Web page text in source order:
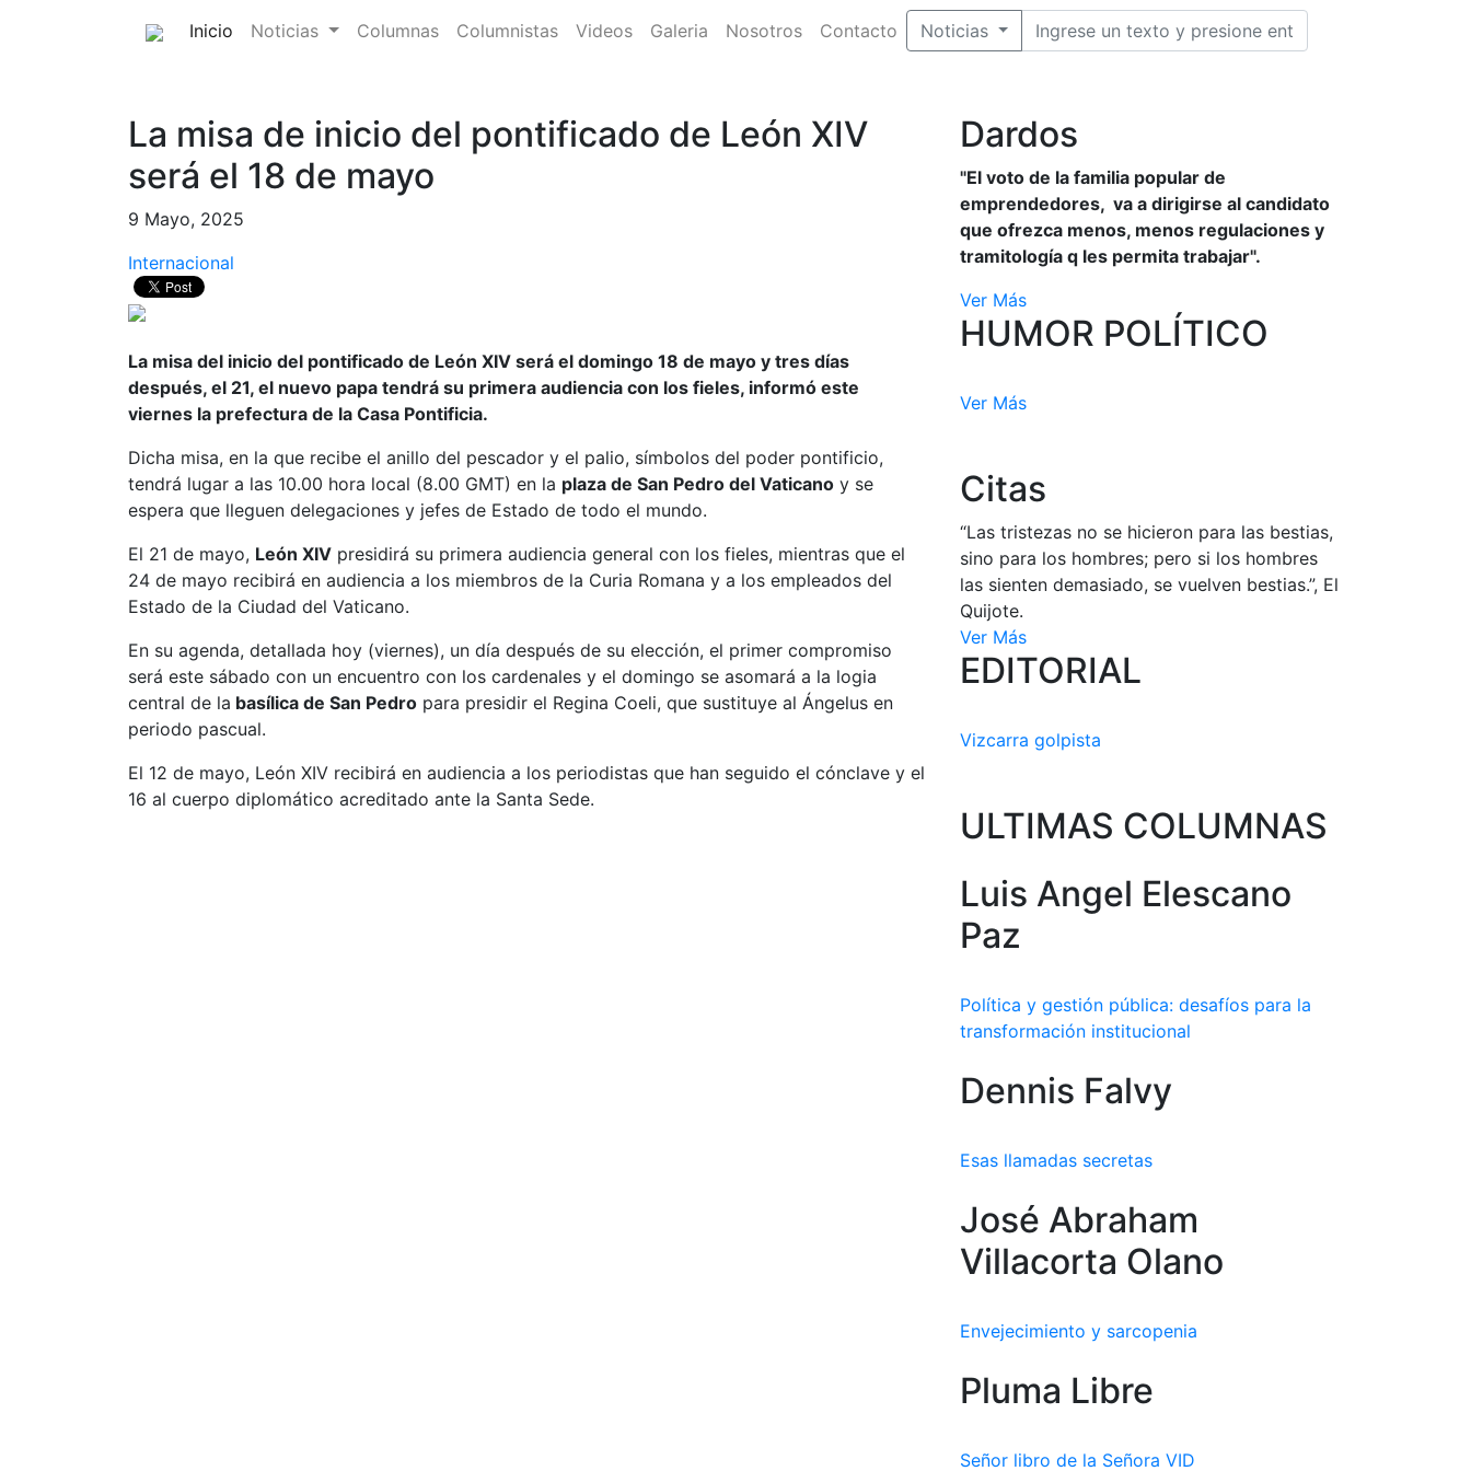
Inicio (current)
Noticias Columnas Columnistas Videos Galeria Nosotros Contacto Noticias
La misa de inicio del pontificado de León XIV
será el 18 de mayo
9 Mayo, 2025
Internacional
La misa del inicio del pontificado de León XIV será el domingo 18 de mayo y tres días
después, el 21, el nuevo papa tendrá su primera audiencia con los fieles, informó este
viernes la prefectura de la Casa Pontificia.
Dicha misa, en la que recibe el anillo del pescador y el palio, símbolos del poder pontificio,
tendrá lugar a las 10.00 hora local (8.00 GMT) en la plaza de San Pedro del Vaticano y se
espera que lleguen delegaciones y jefes de Estado de todo el mundo.
El 21 de mayo, León XIV presidirá su primera audiencia general con los fieles, mientras que el
24 de mayo recibirá en audiencia a los miembros de la Curia Romana y a los empleados del
Estado de la Ciudad del Vaticano.
En su agenda, detallada hoy (viernes), un día después de su elección, el primer compromiso
será este sábado con un encuentro con los cardenales y el domingo se asomará a la logia
central de la basílica de San Pedro para presidir el Regina Coeli, que sustituye al Ángelus en
periodo pascual.
El 12 de mayo, León XIV recibirá en audiencia a los periodistas que han seguido el cónclave y el
16 al cuerpo diplomático acreditado ante la Santa Sede.
Dardos
"El voto de la familia popular de
emprendedores, va a dirigirse al candidato
que ofrezca menos, menos regulaciones y
tramitología q les permita trabajar".
Ver Más
HUMOR POLÍTICO
Ver Más
Citas
“Las tristezas no se hicieron para las bestias,
sino para los hombres; pero si los hombres
las sienten demasiado, se vuelven bestias.”, El
Quijote.
Ver Más
EDITORIAL
Vizcarra golpista
ULTIMAS COLUMNAS
Luis Angel Elescano
Paz
Política y gestión pública: desafíos para la
transformación institucional
Dennis Falvy
Esas llamadas secretas
José Abraham
Villacorta Olano
Envejecimiento y sarcopenia
Pluma Libre
Señor libro de la Señora VID